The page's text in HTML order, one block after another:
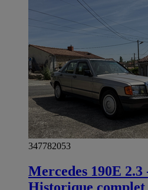
347782053
Mercedes 190E 2.3